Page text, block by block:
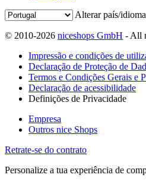
Alterar país/idioma
© 2010-2026 niceshops GmbH - All
Impressão e condições de
Declaração de Proteção de
Termos e Condições Gerais e
Declaração de acessibilidade
Definições de Privacidade
Empresa
Outros nice Shops
Retrate-se do contrato
Personalize a tua experiência de